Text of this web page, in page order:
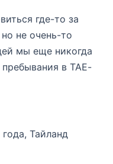
где-то за
не очень-то
мы еще никогда
пребывания в ТАЕ-
Тайланд